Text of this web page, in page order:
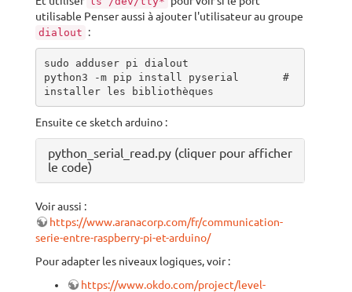
utilisable Penser aussi à ajouter l'utilisateur au groupe
dialout :
sudo adduser pi dialout
python3 -m pip install pyserial       #
installer les bibliothèques
Ensuite ce sketch arduino :
python_serial_read.py (cliquer pour afficher
le code)
Voir aussi :
https://www.aranacorp.com/fr/communication-
serie-entre-raspberry-pi-et-arduino/
Pour adapter les niveaux logiques, voir :
https://www.okdo.com/project/level-